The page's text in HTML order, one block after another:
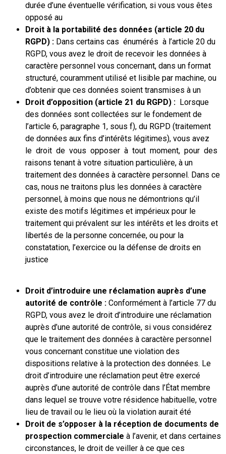
durée d’une éventuelle vérification, si vous vous êtes
opposé au
Droit à la portabilité des données (article 20 du
RGPD) : Dans certains cas énumérés à l’article 20 du
RGPD, vous avez le droit de recevoir les données à
caractère personnel vous concernant, dans un format
structuré, couramment utilisé et lisible par machine, ou
d’obtenir que ces données soient transmises à un
Droit d’opposition (article 21 du RGPD) : Lorsque
des données sont collectées sur le fondement de
l’article 6, paragraphe 1, sous f), du RGPD (traitement
de données aux fins d’intérêts légitimes), vous avez
le droit de vous opposer à tout moment, pour des
raisons tenant à votre situation particulière, à un
traitement des données à caractère personnel. Dans ce
cas, nous ne traitons plus les données à caractère
personnel, à moins que nous ne démontrions qu’il
existe des motifs légitimes et impérieux pour le
traitement qui prévalent sur les intérêts et les droits et
libertés de la personne concernée, ou pour la
constatation, l’exercice ou la défense de droits en
justice
Droit d’introduire une réclamation auprès d’une
autorité de contrôle : Conformément à l’article 77 du
RGPD, vous avez le droit d’introduire une réclamation
auprès d’une autorité de contrôle, si vous considérez
que le traitement des données à caractère personnel
vous concernant constitue une violation des
dispositions relative à la protection des données. Le
droit d’introduire une réclamation peut être exercé
auprès d’une autorité de contrôle dans l’État membre
dans lequel se trouve votre résidence habituelle, votre
lieu de travail ou le lieu où la violation aurait été
Droit de s’opposer à la réception de documents de
prospection commerciale à l’avenir, et dans certaines
circonstances, le droit de veiller à ce que ces